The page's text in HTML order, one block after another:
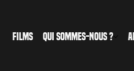
FILMS QUI SOMMES-NOUS ?